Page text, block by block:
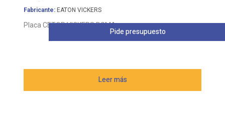
Fabricante: EATON VICKERS
Placa CETOP VICKERS DGMA
Leer más
Pide presupuesto